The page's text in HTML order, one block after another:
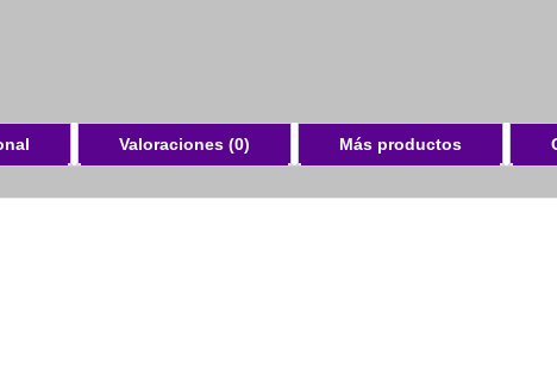
Valoraciones (0) Más productos